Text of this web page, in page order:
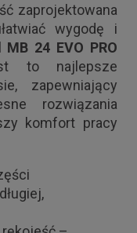
zaprojektowana
wygodę i
MB 24 EVO PRO
to najlepsze
zapewniający
rozwiązania
komfort pracy